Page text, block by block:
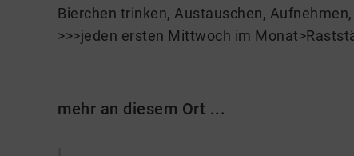
Bierchen trinken, Austauschen,
>>>jeden ersten Mittwoch im
mehr an diesem Ort ...